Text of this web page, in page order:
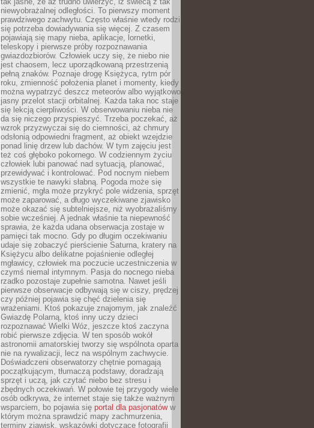
niewyobrażalnej odległości. To pierwszy moment
prawdziwego zachwytu. Często właśnie wtedy rodzi
się potrzeba dowiadywania się więcej. Z czasem
pojawiają się mapy nieba, aplikacje, lornetki,
teleskopy i pierwsze próby rozpoznawania
gwiazdozbiorów. Człowiek uczy się, że niebo nie
jest chaosem, lecz uporządkowaną przestrzenią
pełną znaków. Poznaje drogę Księżyca, rytm pór
roku, zmienność położenia planet i momenty, kiedy
można wypatrzyć deszcz meteorów albo wyjątkowo
jasny przelot stacji orbitalnej. Każda taka noc staje
się lekcją cierpliwości. W obserwowaniu nieba nie
da się niczego przyspieszyć. Trzeba poczekać, aż
wzrok przyzwyczai się do ciemności, aż chmury
odsłonią odpowiedni fragment, aż obiekt wzejdzie
ponad linię drzew lub dachów. W tym zajęciu jest
też coś głęboko pokornego. W codziennym życiu
człowiek lubi panować nad sytuacją, planować,
przewidywać i kontrolować. Pod nocnym niebem
wszystkie te nawyki słabną. Pogoda może się
zmienić, mgła może przykryć pole widzenia, sprzęt
może zaparować, a długo wyczekiwane zjawisko
może okazać się subtelniejsze, niż wyobrażaliśmy
sobie wcześniej. A jednak właśnie ta niepewność
sprawia, że każda udana obserwacja zostaje w
pamięci tak mocno. Gdy po długim oczekiwaniu
udaje się zobaczyć pierścienie Saturna, kratery na
Księżycu albo delikatne pojaśnienie odległej
mgławicy, człowiek ma poczucie uczestniczenia w
czymś niemal intymnym. Pasja do nocnego nieba
rzadko pozostaje zupełnie samotna. Nawet jeśli
pierwsze obserwacje odbywają się w ciszy, prędzej
czy później pojawia się chęć dzielenia się
wrażeniami. Ktoś pokazuje znajomym, jak znaleźć
Gwiazdę Polarną, ktoś inny uczy dzieci
rozpoznawać Wielki Wóz, jeszcze ktoś zaczyna
robić pierwsze zdjęcia. W ten sposób wokół
astronomii amatorskiej tworzy się wspólnota oparta
nie na rywalizacji, lecz na wspólnym zachwycie.
Doświadczeni obserwatorzy chętnie pomagają
początkującym, tłumaczą podstawy, doradzają
sprzęt i uczą, jak czytać niebo bez stresu i
zbędnych oczekiwań. W połowie tej przygody wiele
osób odkrywa, że internet staje się także ważnym
wsparciem, bo pojawia się portal dla pasjonatóww
którym można sprawdzić mapy zachmurzenia,
terminy zjawisk, wskazówki dotyczące fotografii